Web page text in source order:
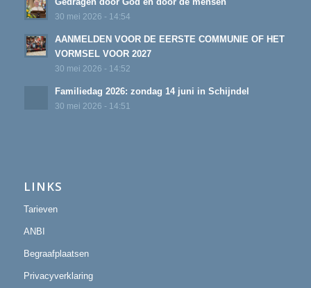
30 mei 2026 - 14:54
AANMELDEN VOOR DE EERSTE COMMUNIE OF HET
VORMSEL VOOR 2027
30 mei 2026 - 14:52
Familiedag 2026: zondag 14 juni in Schijndel
30 mei 2026 - 14:51
LINKS
Tarieven
ANBI
Begraafplaatsen
Privacyverklaring